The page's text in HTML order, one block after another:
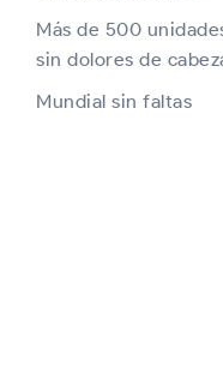
Más de 500
sin dolores de
Mundial sin faltas